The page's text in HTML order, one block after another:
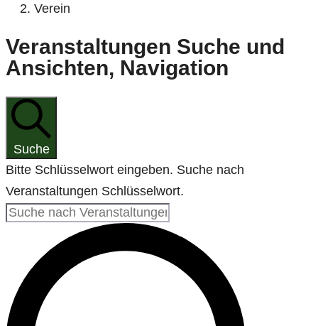
Verein
Veranstaltungen
Veranstaltungen Suche und
Ansichten, Navigation
Suche
Bitte Schlüsselwort eingeben. Suche nach
Veranstaltungen Schlüsselwort.